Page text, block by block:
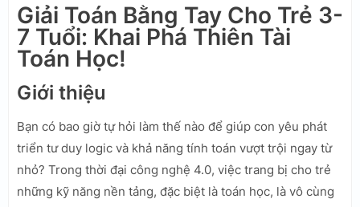
Giải Toán Bằng Tay Cho Trẻ 3-
7 Tuổi: Khai Phá Thiên Tài
Toán Học!
Giới thiệu
Bạn có bao giờ tự hỏi làm thế nào để giúp con yêu phát
triển tư duy logic và khả năng tính toán vượt trội ngay từ
nhỏ? Trong thời đại công nghệ 4.0, việc trang bị cho trẻ
những kỹ năng nền tảng, đặc biệt là toán học, là vô cùng